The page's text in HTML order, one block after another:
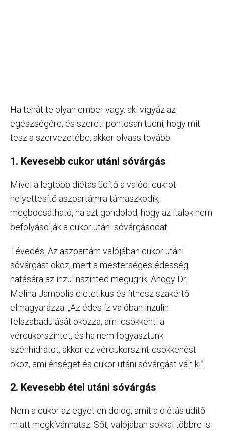
Ha tehát te olyan ember vagy, aki vigyáz az
egészségére, és szereti pontosan tudni, hogy mit
tesz a szervezetébe, akkor olvass tovább.
1. Kevesebb cukor utáni sóvárgás
Mivel a legtöbb diétás üdítő a valódi cukrot
helyettesítő aszpartámra támaszkodik,
megbocsátható, ha azt gondolod, hogy az italok nem
befolyásolják a cukor utáni sóvárgásodat.
Tévedés. Az aszpartám valójában cukor utáni
sóvárgást okoz, mert a mesterséges édesség
hatására az inzulinszinted megugrik. Ahogy Dr.
Melina Jampolis dietetikus és fitnesz szakértő
elmagyarázza: „Az édes íz valóban inzulin
felszabadulását okozza, ami csökkenti a
vércukorszintet, és ha nem fogyasztunk
szénhidrátot, akkor ez vércukorszint-csökkenést
okoz, ami éhséget és cukor utáni sóvárgást vált ki”.
2. Kevesebb étel utáni sóvárgás
Nem a cukor az egyetlen dolog, amit a diétás üdítő
miatt megkívánhatsz. Sőt, valójában sokkal többre is